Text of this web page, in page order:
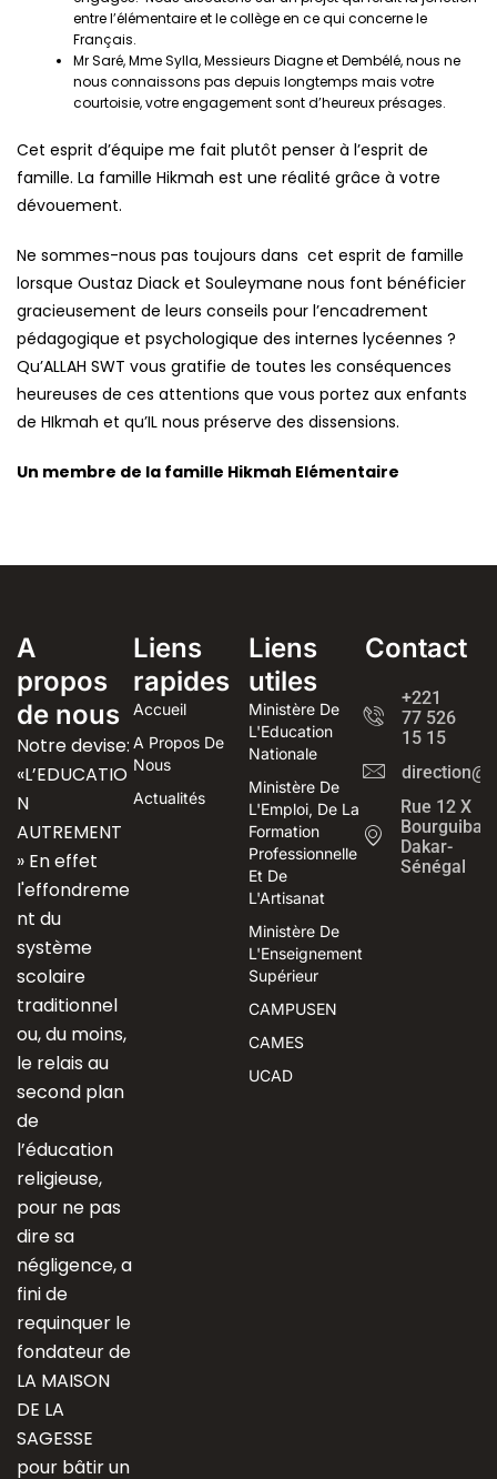
entre l’élémentaire et le collège en ce qui concerne le
Français.
Mr Saré, Mme Sylla, Messieurs Diagne et Dembélé, nous ne
nous connaissons pas depuis longtemps mais votre
courtoisie, votre engagement sont d’heureux présages.
Cet esprit d’équipe me fait plutôt penser à l’esprit de
famille. La famille Hikmah est une réalité grâce à votre
dévouement.
Ne sommes-nous pas toujours dans cet esprit de famille
lorsque Oustaz Diack et Souleymane nous font bénéficier
gracieusement de leurs conseils pour l’encadrement
pédagogique et psychologique des internes lycéennes ?
Qu’ALLAH SWT vous gratifie de toutes les conséquences
heureuses de ces attentions que vous portez aux enfants
de HIkmah et qu’IL nous préserve des dissensions.
Un membre de la famille Hikmah Elémentaire
A
propos
de nous
Notre devise:
«L’EDUCATIO
N
AUTREMENT
» En effet
l'effondreme
nt du
système
scolaire
traditionnel
ou, du moins,
le relais au
second plan
de
l’éducation
religieuse,
pour ne pas
dire sa
négligence, a
fini de
requinquer le
fondateur de
LA MAISON
DE LA
SAGESSE
pour bâtir un
Liens
rapides
Accueil
A Propos De
Nous
Actualités
Liens
utiles
Ministère De
L'Education
Nationale
Ministère De
L'Emploi, De La
Formation
Professionnelle
Et De
L'Artisanat
Ministère De
L'Enseignement
Supérieur
CAMPUSEN
CAMES
UCAD
Contact
+221
77 526
15 15
Rue 12 X
Bourguiba
Dakar-
Sénégal